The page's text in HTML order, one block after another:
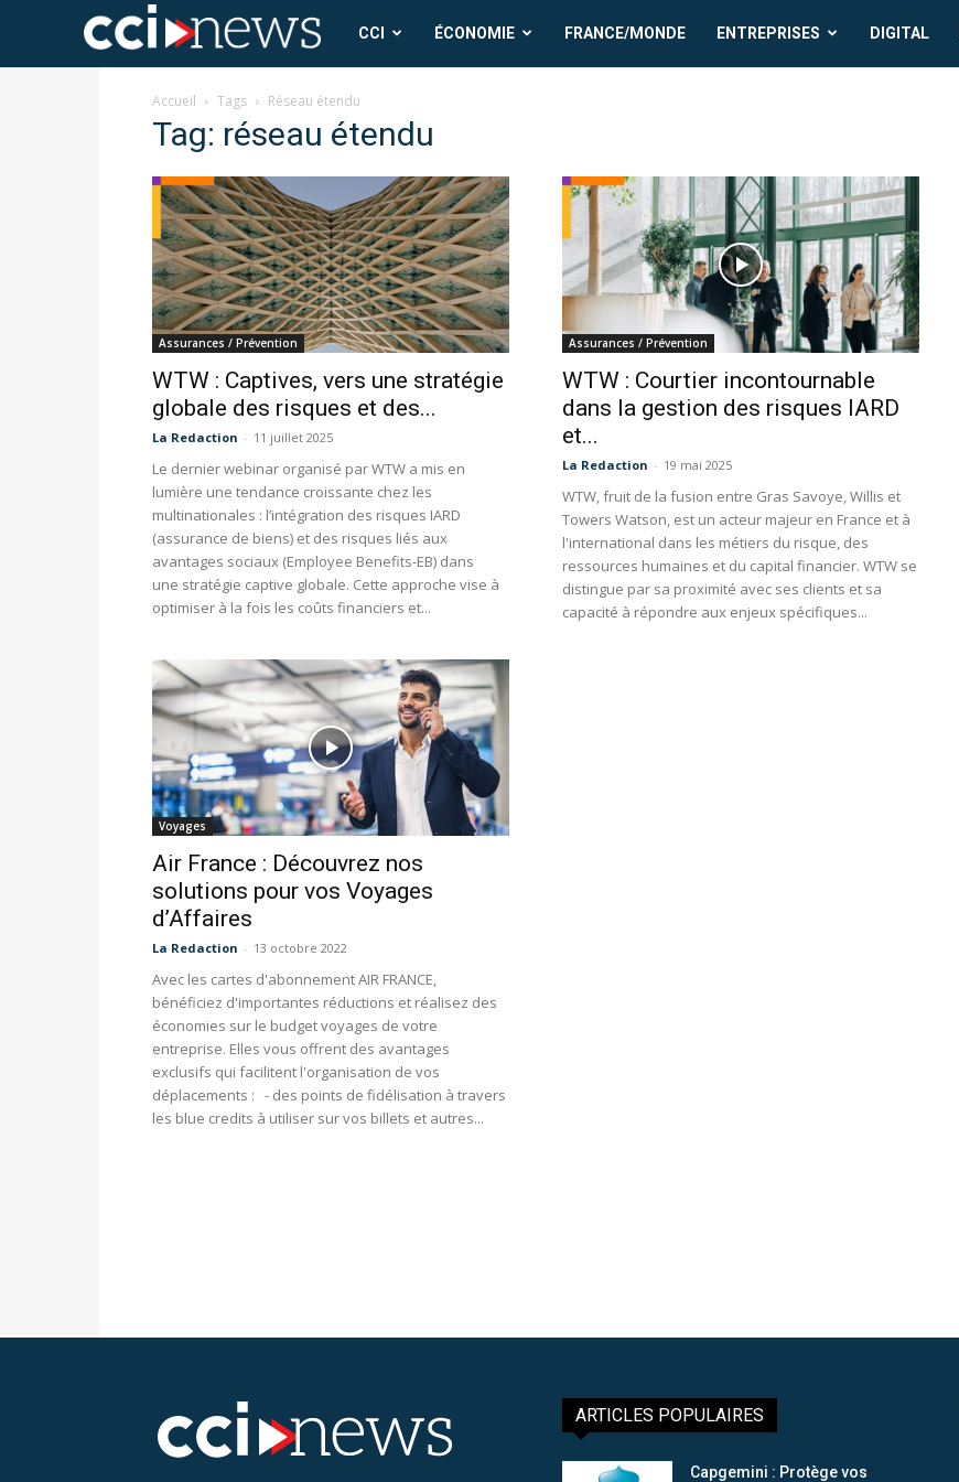
CCI
News
CCI ÉCONOMIE FRANCE/MONDE ENTREPRISES DIGITAL
Accueil Tags Réseau étendu
Tag: réseau étendu
Assurances / Prévention
WTW : Captives, vers une stratégie
globale des risques et des...
La Redaction - 11 juillet 2025
Le dernier webinar organisé par WTW a mis en
lumière une tendance croissante chez les
multinationales : l’intégration des risques IARD
(assurance de biens) et des risques liés aux
avantages sociaux (Employee Benefits-EB) dans
une stratégie captive globale. Cette approche vise à
optimiser à la fois les coûts financiers et...
Assurances / Prévention
WTW : Courtier incontournable
dans la gestion des risques IARD
et...
La Redaction - 19 mai 2025
WTW, fruit de la fusion entre Gras Savoye, Willis et
Towers Watson, est un acteur majeur en France et à
l'international dans les métiers du risque, des
ressources humaines et du capital financier. WTW se
distingue par sa proximité avec ses clients et sa
capacité à répondre aux enjeux spécifiques...
Voyages
Air France : Découvrez nos
solutions pour vos Voyages
d’Affaires
La Redaction - 13 octobre 2022
Avec les cartes d'abonnement AIR FRANCE,
bénéficiez d'importantes réductions et réalisez des
économies sur le budget voyages de votre
entreprise. Elles vous offrent des avantages
exclusifs qui facilitent l'organisation de vos
déplacements : - des points de fidélisation à travers
les blue credits à utiliser sur vos billets et autres...
ARTICLES POPULAIRES
Capgemini : Protège vos